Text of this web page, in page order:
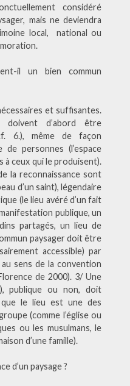
considéré
mais ne deviendra
local, national ou
il un bien commun
et suffisantes.
d’abord être
6.), même de façon
personnes (l’espace
à ceux qui le produisent).
la reconnaissance sont
d’un saint), légendaire
(le lieu avéré d’un fait
publique, un
partagés, un lieu de
paysager doit être
accessible) par
sens de la convention
de 2000). 3/ Une
publique ou non, doit
que le lieu est une des
(comme l’église ou
ou les musulmans, le
d’une famille).
d’un paysage ?